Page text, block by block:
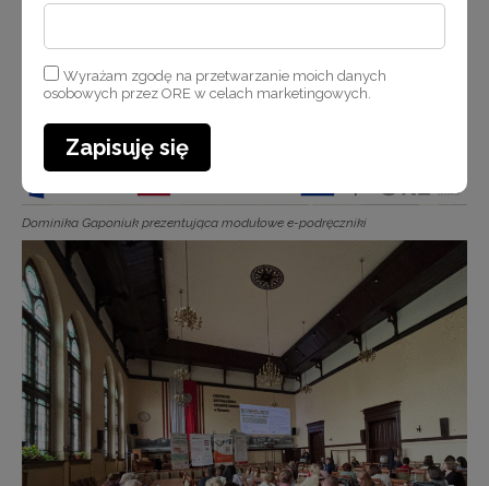
Dominika Gaponiuk prezentująca modułowe e-podręczniki
Wyrażam zgodę na przetwarzanie moich danych
osobowych przez ORE w celach marketingowych.
Zapisuję się